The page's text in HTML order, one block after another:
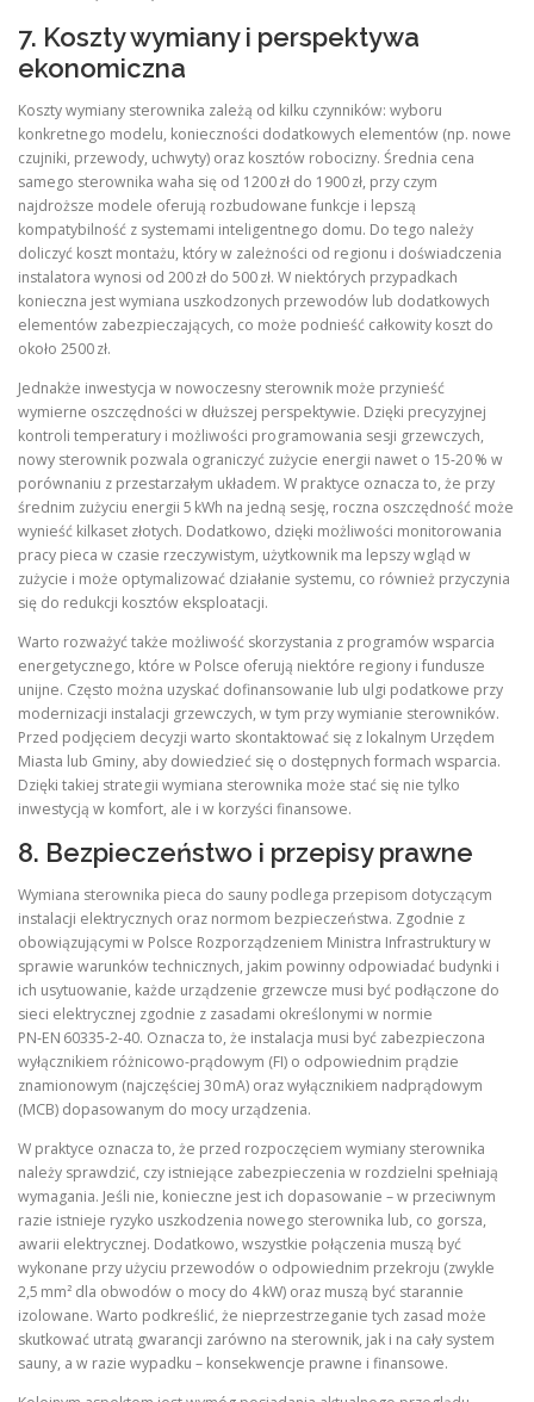
7. Koszty wymiany i perspektywa
ekonomiczna
Koszty wymiany sterownika zależą od kilku czynników: wyboru
konkretnego modelu, konieczności dodatkowych elementów (np. nowe
czujniki, przewody, uchwyty) oraz kosztów robocizny. Średnia cena
samego sterownika waha się od 1200 zł do 1900 zł, przy czym
najdroższe modele oferują rozbudowane funkcje i lepszą
kompatybilność z systemami inteligentnego domu. Do tego należy
doliczyć koszt montażu, który w zależności od regionu i doświadczenia
instalatora wynosi od 200 zł do 500 zł. W niektórych przypadkach
konieczna jest wymiana uszkodzonych przewodów lub dodatkowych
elementów zabezpieczających, co może podnieść całkowity koszt do
około 2500 zł.
Jednakże inwestycja w nowoczesny sterownik może przynieść
wymierne oszczędności w dłuższej perspektywie. Dzięki precyzyjnej
kontroli temperatury i możliwości programowania sesji grzewczych,
nowy sterownik pozwala ograniczyć zużycie energii nawet o 15‑20 % w
porównaniu z przestarzałym układem. W praktyce oznacza to, że przy
średnim zużyciu energii 5 kWh na jedną sesję, roczna oszczędność może
wynieść kilkaset złotych. Dodatkowo, dzięki możliwości monitorowania
pracy pieca w czasie rzeczywistym, użytkownik ma lepszy wgląd w
zużycie i może optymalizować działanie systemu, co również przyczynia
się do redukcji kosztów eksploatacji.
Warto rozważyć także możliwość skorzystania z programów wsparcia
energetycznego, które w Polsce oferują niektóre regiony i fundusze
unijne. Często można uzyskać dofinansowanie lub ulgi podatkowe przy
modernizacji instalacji grzewczych, w tym przy wymianie sterowników.
Przed podjęciem decyzji warto skontaktować się z lokalnym Urzędem
Miasta lub Gminy, aby dowiedzieć się o dostępnych formach wsparcia.
Dzięki takiej strategii wymiana sterownika może stać się nie tylko
inwestycją w komfort, ale i w korzyści finansowe.
8. Bezpieczeństwo i przepisy prawne
Wymiana sterownika pieca do sauny podlega przepisom dotyczącym
instalacji elektrycznych oraz normom bezpieczeństwa. Zgodnie z
obowiązującymi w Polsce Rozporządzeniem Ministra Infrastruktury w
sprawie warunków technicznych, jakim powinny odpowiadać budynki i
ich usytuowanie, każde urządzenie grzewcze musi być podłączone do
sieci elektrycznej zgodnie z zasadami określonymi w normie
PN‑EN 60335‑2‑40. Oznacza to, że instalacja musi być zabezpieczona
wyłącznikiem różnicowo-prądowym (FI) o odpowiednim prądzie
znamionowym (najczęściej 30 mA) oraz wyłącznikiem nadprądowym
(MCB) dopasowanym do mocy urządzenia.
W praktyce oznacza to, że przed rozpoczęciem wymiany sterownika
należy sprawdzić, czy istniejące zabezpieczenia w rozdzielni spełniają
wymagania. Jeśli nie, konieczne jest ich dopasowanie – w przeciwnym
razie istnieje ryzyko uszkodzenia nowego sterownika lub, co gorsza,
awarii elektrycznej. Dodatkowo, wszystkie połączenia muszą być
wykonane przy użyciu przewodów o odpowiednim przekroju (zwykle
2,5 mm² dla obwodów o mocy do 4 kW) oraz muszą być starannie
izolowane. Warto podkreślić, że nieprzestrzeganie tych zasad może
skutkować utratą gwarancji zarówno na sterownik, jak i na cały system
sauny, a w razie wypadku – konsekwencje prawne i finansowe.